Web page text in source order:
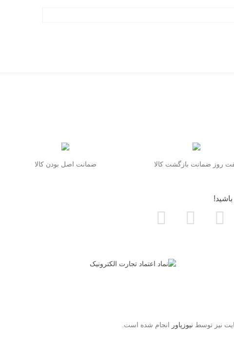
روز ضمانت بازگشت کالا ضمانت اصل بودن کالا
نیز توسط نیوزپاور انجام شده است.